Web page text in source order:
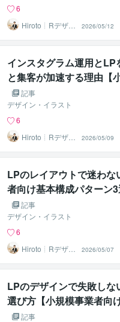
6
Hiroto┊Rデザイ
ンスタジオ
2026/05/12
インスタグラム運用とLP
と集客が加速する理由【
け】記事
デザイン・イラスト
6
Hiroto┊Rデザイ
ンスタジオ
2026/05/09
LPのレイアウトで迷わな
者向け基本構成パターン
記事
デザイン・イラスト
6
Hiroto┊Rデザイ
ンスタジオ
2026/05/07
LPのデザインで失敗しな
選び方【小規模事業者向け
記事